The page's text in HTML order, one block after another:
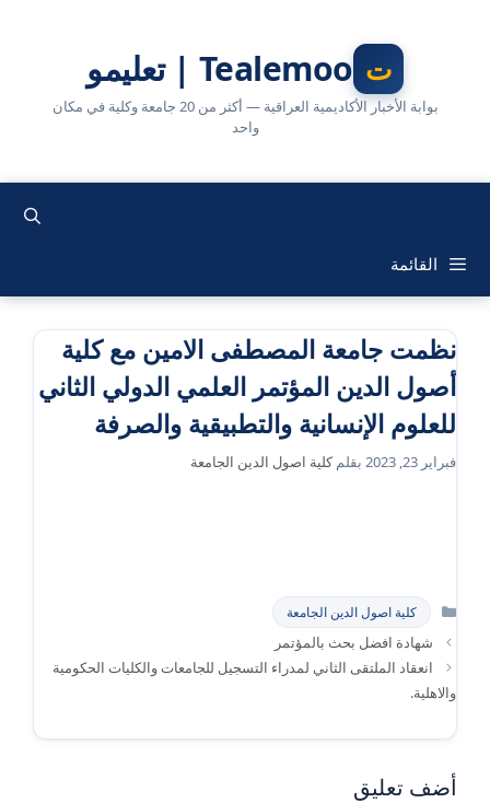
Tealemoo | تعليمو
بوابة الأخبار الأكاديمية العراقية — أكثر من 20 جامعة وكلية في مكان
واحد
القائمة
نظمت جامعة المصطفى الامين مع كلية
أصول الدين المؤتمر العلمي الدولي الثاني
للعلوم الإنسانية والتطبيقية والصرفة
فبراير 23, 2023 بقلمكلية اصول الدين الجامعة
التصنيفات
كلية اصول الدين الجامعة
شهادة افضل بحث بالمؤتمر
انعقاد الملتقى الثاني لمدراء التسجيل للجامعات والكليات الحكومية
والاهلية.
أضف تعليق